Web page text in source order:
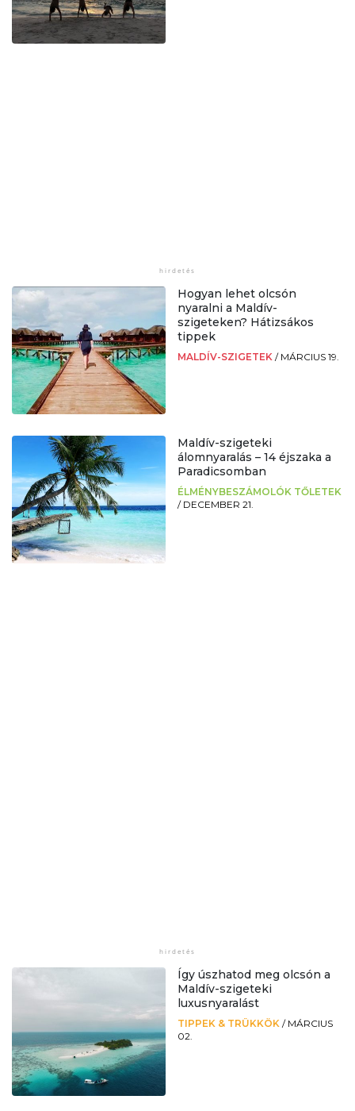
Hogyan lehet olcsón
nyaralni a Maldív-
szigeteken? Hátizsákos
tippek
MALDÍV-SZIGETEK / MÁRCIUS 19.
Maldív-szigeteki
álomnyaralás – 14 éjszaka a
Paradicsomban
ÉLMÉNYBESZÁMOLÓK TŐLETEK
/ DECEMBER 21.
Így úszhatod meg olcsón a
Maldív-szigeteki
luxusnyaralást
TIPPEK & TRÜKKÖK / MÁRCIUS
02.